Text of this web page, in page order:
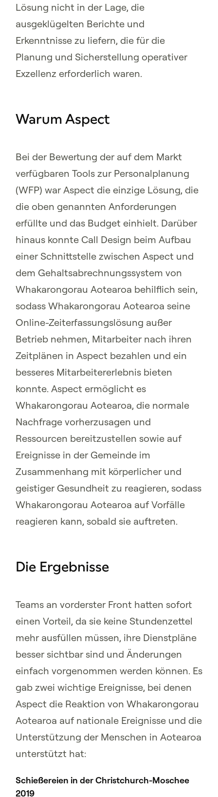
Lösung nicht in der Lage, die
ausgeklügelten Berichte und
Erkenntnisse zu liefern, die für die
Planung und Sicherstellung operativer
Exzellenz erforderlich waren.
Warum Aspect
Bei der Bewertung der auf dem Markt
verfügbaren Tools zur Personalplanung
(WFP) war Aspect die einzige Lösung, die
die oben genannten Anforderungen
erfüllte und das Budget einhielt. Darüber
hinaus konnte Call Design beim Aufbau
einer Schnittstelle zwischen Aspect und
dem Gehaltsabrechnungssystem von
Whakarongorau Aotearoa behilflich sein,
sodass Whakarongorau Aotearoa seine
Online-Zeiterfassungslösung außer
Betrieb nehmen, Mitarbeiter nach ihren
Zeitplänen in Aspect bezahlen und ein
besseres Mitarbeitererlebnis bieten
konnte. Aspect ermöglicht es
Whakarongorau Aotearoa, die normale
Nachfrage vorherzusagen und
Ressourcen bereitzustellen sowie auf
Ereignisse in der Gemeinde im
Zusammenhang mit körperlicher und
geistiger Gesundheit zu reagieren, sodass
Whakarongorau Aotearoa auf Vorfälle
reagieren kann, sobald sie auftreten.
Die Ergebnisse
Teams an vorderster Front hatten sofort
einen Vorteil, da sie keine Stundenzettel
mehr ausfüllen müssen, ihre Dienstpläne
besser sichtbar sind und Änderungen
einfach vorgenommen werden können. Es
gab zwei wichtige Ereignisse, bei denen
Aspect die Reaktion von Whakarongorau
Aotearoa auf nationale Ereignisse und die
Unterstützung der Menschen in Aotearoa
unterstützt hat:
Schießereien in der Christchurch-Moschee
2019